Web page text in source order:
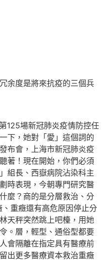
度是將來抗疫的三個兵
場新冠肺炎疫情防控任
下，她對「愛」這個詞的
布會，上海市新冠肺炎疫
著！現在開始，你們必須
組長、西嶽病院沾染科主
時表現，今朝專門研究醫
麼？商的是分層救治、分
重癥還有高危原因停止分
天秤突然跳上吧檯，用她
。層，輕型、通俗型都要
會隔離在指定具有醫療前
出更多醫療資本救治重癥